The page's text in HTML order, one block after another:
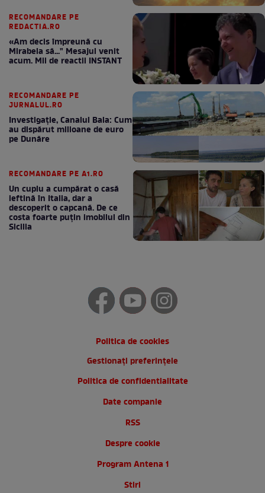
RECOMANDARE PE
REDACTIA.RO
«Am decis împreună cu
Mirabela să..." Mesajul venit
acum. Mii de reactii INSTANT
RECOMANDARE PE
JURNALUL.RO
Investigație, Canalul Bala: Cum
au dispărut milioane de euro
pe Dunăre
RECOMANDARE PE A1.RO
Un cuplu a cumpărat o casă
ieftină în Italia, dar a
descoperit o capcană. De ce
costa foarte puțin imobilul din
Sicilia
Politica de cookies
Gestionați preferințele
Politica de confidentialitate
Date companie
RSS
Despre cookie
Program Antena 1
Stiri